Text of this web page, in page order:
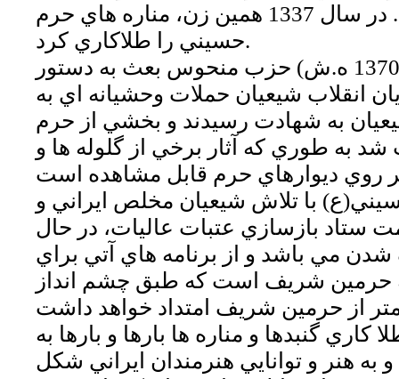
قبر را طلاكاري كرد. در سال 1337 همين زن، مناره هاي حرم
حسيني را طلاكاري كرد.
در سال 1991 ميلادي ( 1370 ه.ش) حزب منحوس بعث به دستور
انقلاب شيعيان حملات وحشيانه اي به
به شهادت رسيدند و بخشي از حرم
به طوري كه آثار برخي از گلوله ها و
با تلاش شيعيان مخلص ايراني و
ستاد بازسازي عتبات عاليات، در حال
مي باشد و از برنامه هاي آتي براي
شريف است كه طبق چشم انداز
گنبدها و مناره ها بارها و بارها به
به هنر و توانايي هنرمندان ايراني شكل